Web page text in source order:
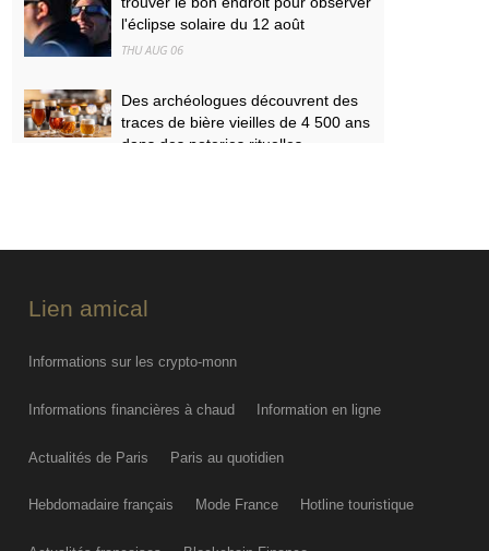
l'éclipse solaire du 12 août
THU AUG 06
Des archéologues découvrent des
traces de bière vieilles de 4 500 ans
dans des poteries rituelles
Lien amical
Informations sur les crypto-monn
Informations financières à chaud Information en ligne
Actualités de Paris Paris au quotidien
Hebdomadaire français Mode France Hotline touristique